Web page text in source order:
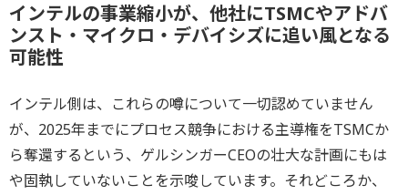
インテルの事業縮小が、他社にTSMCやアドバ
ンスト・マイクロ・デバイシズに追い風となる
可能性
インテル側は、これらの噂について一切認めていません
が、2025年までにプロセス競争における主導権をTSMCか
ら奪還するという、ゲルシンガーCEOの壮大な計画にもは
や固執していないことを示唆しています。それどころか、